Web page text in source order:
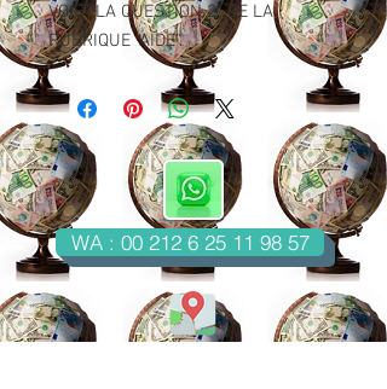
VOIR "LA QUESTION 2" DE LA
RUBRIQUE "AIDE".
WA : 00 212 6 25 11 98 57